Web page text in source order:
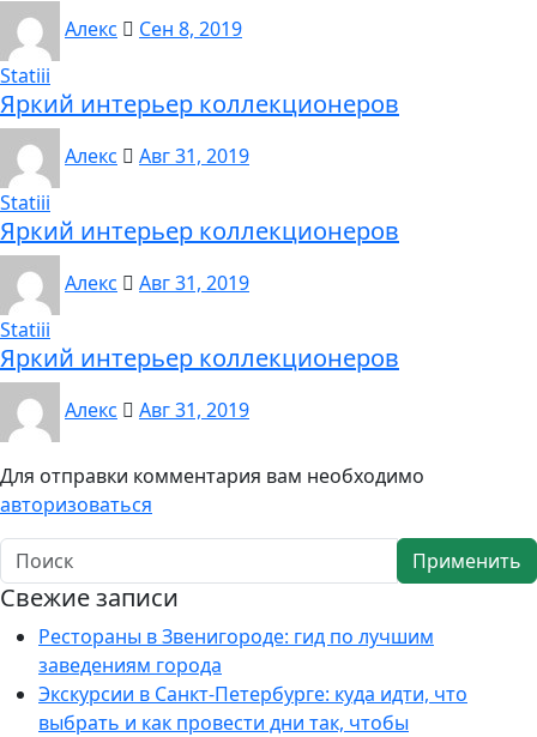
Алекс
Сен 8, 2019
Statiii
Яркий интерьер коллекционеров
Алекс
Авг 31, 2019
Statiii
Яркий интерьер коллекционеров
Алекс
Авг 31, 2019
Statiii
Яркий интерьер коллекционеров
Алекс Авг 31, 2019
Для отправки комментария вам необходимо
авторизоваться
Применить
Свежие записи
Рестораны в Звенигороде: гид по лучшим
заведениям города
Экскурсии в Санкт-Петербурге: куда идти, что
выбрать и как провести дни так, чтобы